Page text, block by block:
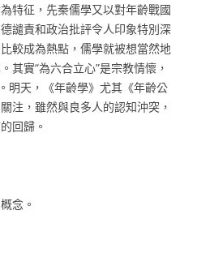
特征，先秦儒學又以對年齡戰國
譴責和政治批評令人印象特別深
較成為熱點，儒學就被想當然地
其實“為六合立心”是宗教情懷，
明天，《年齡學》尤其《年齡公
注，雖然與良多人的認知沖突，
回歸。
念。